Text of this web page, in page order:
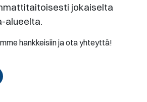
jokaiselta
alueelta.
hankkeisiin ja ota yhteyttä!